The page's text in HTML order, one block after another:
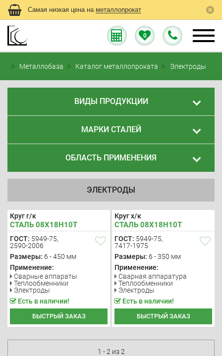
Самая низкая цена на металлопрокат
0
Металлобаза Каталог металлопроката Электроды
ВИДЫ ПРОДУКЦИИ
МАРКИ СТАЛЕЙ
ОБЛАСТЬ ПРИМЕНЕНИЯ
ЭЛЕКТРОДЫ
Круг г/к
СТАЛЬ 08Х18Н10Т
ГОСТ: 5949-75,
2590-2006
Размеры: 6 - 450 мм
Применение:
Сварные аппараты
Теплообменники
Электроды
Есть в наличии!
БЫСТРЫЙ ЗАКАЗ
Круг х/к
СТАЛЬ 08Х18Н10Т
ГОСТ: 5949-75,
7417-1975
Размеры: 6 - 350 мм
Применение:
Сварная аппаратура
Теплообменники
Электроды
Есть в наличии!
БЫСТРЫЙ ЗАКАЗ
1 - 2 из 2